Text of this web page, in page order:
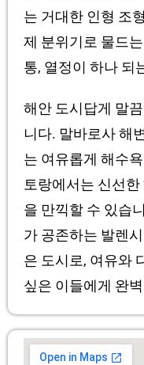
는 거대한 인형 조
제 분위기로 물드
통, 열정이 하나 되
해안 도시답게 말
니다. 말바로사 해
는 여유롭게 해수
토랑에서는 신선
을 만끽할 수 있습
가 공존하는 발렌
은 도시로, 여유와
싶은 이들에게 완